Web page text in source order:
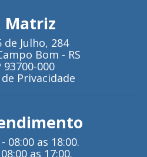
Matriz
de Julho, 284
Bom - RS
93700-000
Privacidade
08:00 as 18:00.
as 17:00.